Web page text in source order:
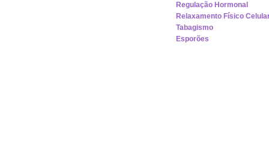
Regulação Hormonal
Relaxamento Físico
Tabagismo
Esporões